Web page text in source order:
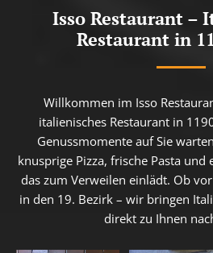
Isso Restaurant –
Restaurant in
Willkommen im Isso
italienisches Restaurant in
Genussmomente auf Sie
knusprige Pizza, frische Pasta
das zum Verweilen einlädt. Ob
in den 19. Bezirk – wir bringen
direkt zu Ihnen